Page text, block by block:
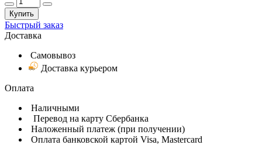
Купить
Быстрый заказ
Доставка
Самовывоз
Доставка курьером
Оплата
Наличными
Перевод на карту Сбербанка
Наложенный платеж (при получении)
Оплата банковской картой Visa, Mastercard